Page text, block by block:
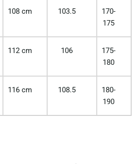
108 cm 103.5
170-
175
112 cm 106
175-
180
116 cm 108.5
180-
190